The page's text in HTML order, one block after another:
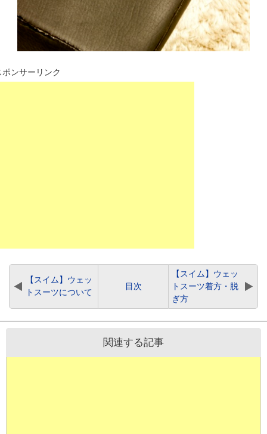
ポンサーリンク
【スイム】ウェッ
トスーツについて
目次
【スイム】ウェッ
トスーツ着方・脱
ぎ方
関連する記事